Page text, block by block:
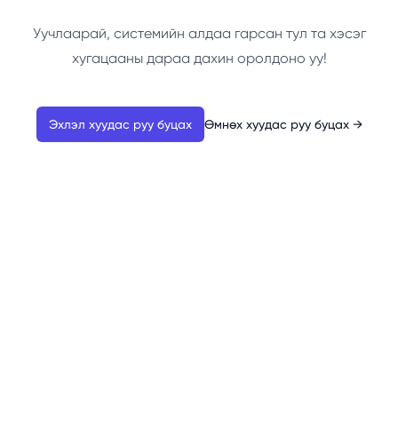
Уучлаарай, системийн алдаа гарсан тул та хэсэг
хугацааны дараа дахин оролдоно уу!
Эхлэл хуудас руу буцах Өмнөх хуудас руу буцах →